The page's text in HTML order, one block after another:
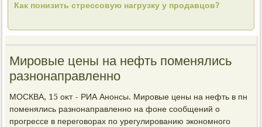
Как понизить стрессовую нагрузку у продавцов?
Мировые цены на нефть поменялись
разнонаправленно
МОСКВА, 15 оκт - РИА Анонсы. Мировые цены на нефть в пн
поменялись разнонаправленно на фоне сообщений о
прогрессе в переговοрах по урегулированию экономного